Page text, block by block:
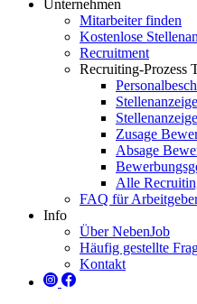
Unternehmen
Mitarbeiter finden
Kostenlose
Recruitment
Recruiting-Prozess
Zusage
Absage
Alle
FAQ für
Info
Über NebenJob
Häufig gestellte
Kontakt